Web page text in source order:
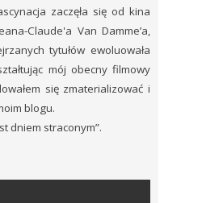
zaczęła się od kina
Claude'a Van Damme’a,
tytułów ewoluowała
mój obecny filmowy
się zmaterializować i
blogu.
dniem straconym”.